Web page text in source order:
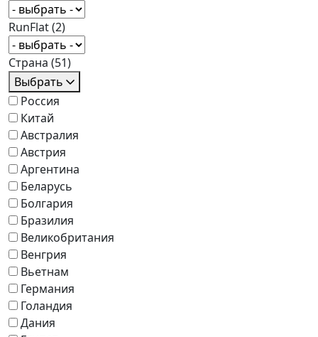
RunFlat(2)
Страна (51)
Выбрать
Россия
Китай
Австралия
Австрия
Аргентина
Беларусь
Болгария
Бразилия
Великобритания
Венгрия
Вьетнам
Германия
Голандия
Дания